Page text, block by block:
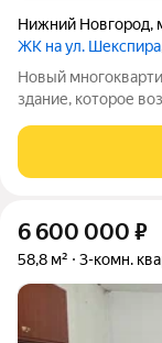
Нижний Новгород,
ЖК на ул. Шекспира
Новый
здание, которое
Героя Попова и
Мызинским мостом.
6 600 000 ₽
58,8 м² 3-комн.